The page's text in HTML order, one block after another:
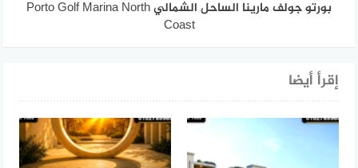
بورتو جولف مارينا الساحل الشمالي Porto Golf Marina North
Coast
إقرأ أيضا